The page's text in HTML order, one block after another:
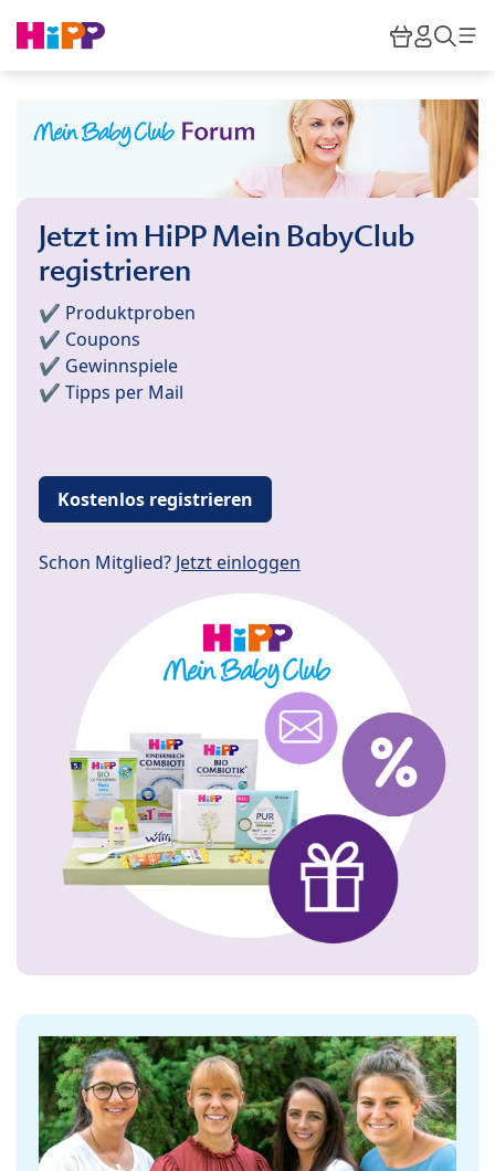
HiPP
Jetzt im HiPP Mein BabyClub
registrieren
✔️ Produktproben
✔️ Coupons
✔️ Gewinnspiele
✔️ Tipps per Mail
Kostenlos registrieren
Schon Mitglied? Jetzt einloggen